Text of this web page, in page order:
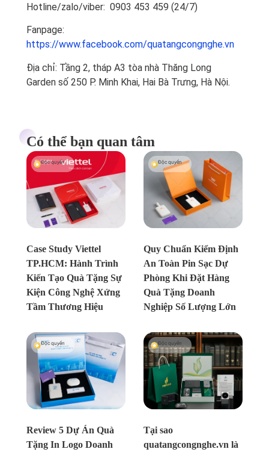
Hotline/zalo/viber: 0903 453 459 (24/7)
Fanpage:
https://www.facebook.com/quatangcongnghe.vn
Địa chỉ: Tầng 2, tháp A3 tòa nhà Thăng Long
Garden số 250 P. Minh Khai, Hai Bà Trưng, Hà Nội.
Có thể bạn quan tâm
Case Study Viettel
TP.HCM: Hành Trình
Kiến Tạo Quà Tặng Sự
Kiện Công Nghệ Xứng
Tầm Thương Hiệu
Độc quyền
Quy Chuẩn Kiểm Định
An Toàn Pin Sạc Dự
Phòng Khi Đặt Hàng
Quà Tặng Doanh
Nghiệp Số Lượng Lớn
Độc quyền
Review 5 Dự Án Quà
Tặng In Logo Doanh
Độc quyền
Tại sao
quatangcongnghe.vn là
Độc quyền